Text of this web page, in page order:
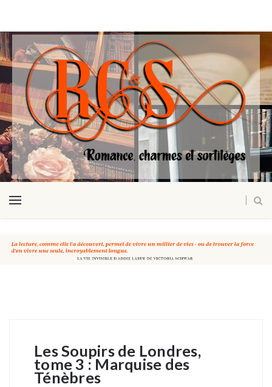
Les Soupirs de Londres,
tome 3 : Marquise des
Ténèbres